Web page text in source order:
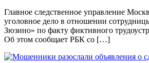
Главное следственное управление
уголовное дело в отношении
Зюзино» по факту фиктивного
Об этом сообщает РБК со […]